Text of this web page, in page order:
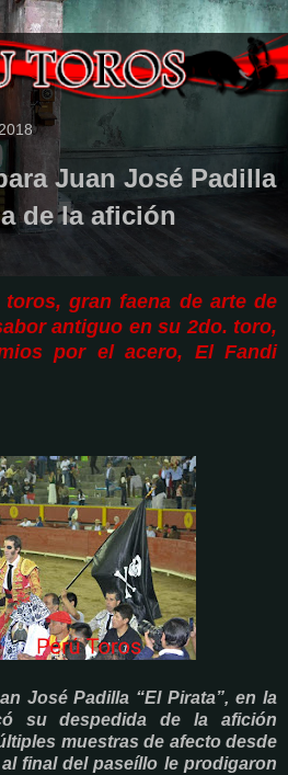
Juan José Padilla
de la afición
gran faena de arte de
antiguo en su 2do. toro,
por el acero, El Fandi
José Padilla “El Pirata”, en la
su despedida de la afición
muestras de afecto desde
final del paseíllo le prodigaron